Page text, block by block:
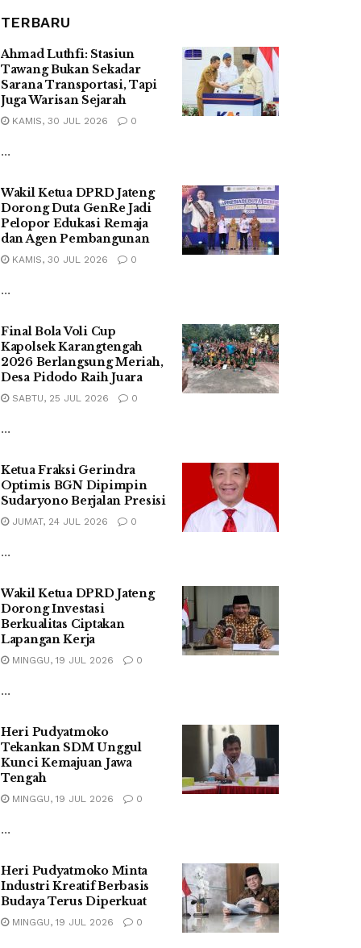
TERBARU
Ahmad Luthfi: Stasiun
Tawang Bukan Sekadar
Sarana Transportasi, Tapi
Juga Warisan Sejarah
KAMIS, 30 JUL 2026 0
...
Wakil Ketua DPRD Jateng
Dorong Duta GenRe Jadi
Pelopor Edukasi Remaja
dan Agen Pembangunan
KAMIS, 30 JUL 2026 0
...
Final Bola Voli Cup
Kapolsek Karangtengah
2026 Berlangsung Meriah,
Desa Pidodo Raih Juara
SABTU, 25 JUL 2026 0
...
Ketua Fraksi Gerindra
Optimis BGN Dipimpin
Sudaryono Berjalan Presisi
JUMAT, 24 JUL 2026 0
...
Wakil Ketua DPRD Jateng
Dorong Investasi
Berkualitas Ciptakan
Lapangan Kerja
MINGGU, 19 JUL 2026 0
...
Heri Pudyatmoko
Tekankan SDM Unggul
Kunci Kemajuan Jawa
Tengah
MINGGU, 19 JUL 2026 0
...
Heri Pudyatmoko Minta
Industri Kreatif Berbasis
Budaya Terus Diperkuat
MINGGU, 19 JUL 2026 0